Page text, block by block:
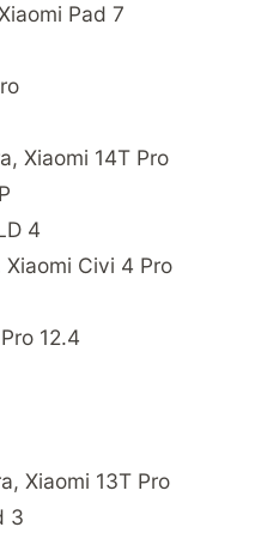
Pad 7
Xiaomi 14T Pro
4
Xiaomi Civi 4 Pro
12.4
Xiaomi 13T Pro
3